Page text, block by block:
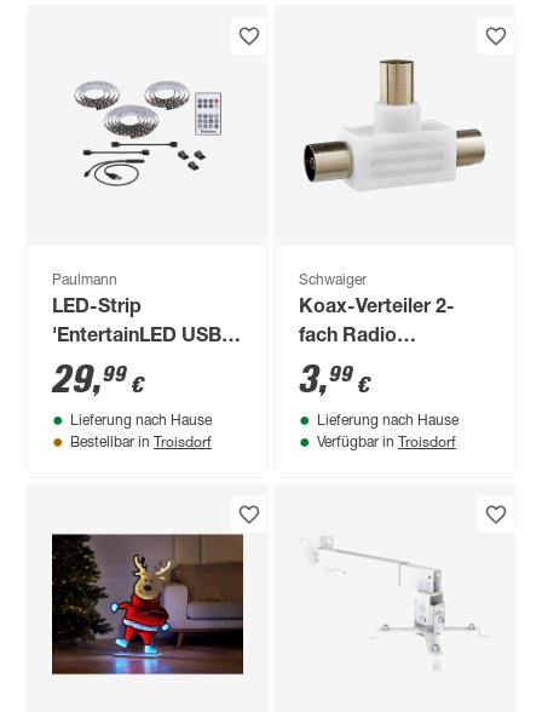
Paulmann
LED-Strip
'EntertainLED USB
TV RGB+' 75 Zoll 5
W schwarz
29,99 €
Lieferung nach Hause
Bestellbar in Troisdorf
Schwaiger
Koax-Verteiler 2-
fach Radio
"Antenna" Standard
3,99 €
Lieferung nach Hause
Verfügbar in Troisdorf